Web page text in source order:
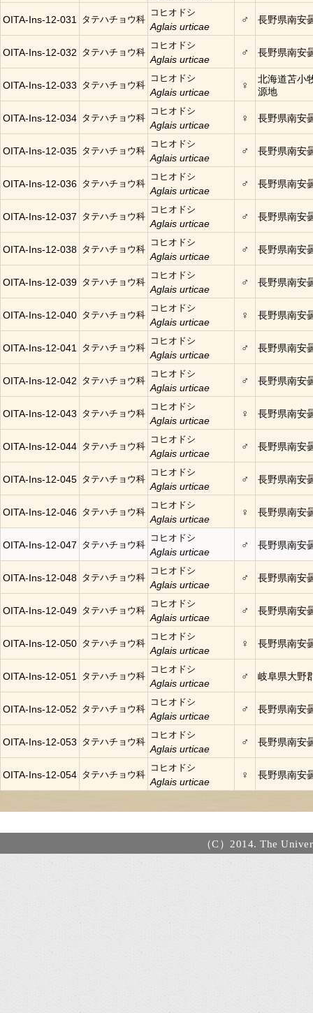
OITA-Ins-12-031 タテハチョウ科
コヒオドシ
Aglais urticae
♂ 長野県南安
OITA-Ins-12-032 タテハチョウ科
コヒオドシ
Aglais urticae
♂ 長野県南安
OITA-Ins-12-033 タテハチョウ科
コヒオドシ
Aglais urticae
♀
北海道苫小
源地
OITA-Ins-12-034 タテハチョウ科
コヒオドシ
Aglais urticae
♀ 長野県南安
OITA-Ins-12-035 タテハチョウ科
コヒオドシ
Aglais urticae
♂ 長野県南安
OITA-Ins-12-036 タテハチョウ科
コヒオドシ
Aglais urticae
♂ 長野県南安
OITA-Ins-12-037 タテハチョウ科
コヒオドシ
Aglais urticae
♂ 長野県南安
OITA-Ins-12-038 タテハチョウ科
コヒオドシ
Aglais urticae
♂ 長野県南安
OITA-Ins-12-039 タテハチョウ科
コヒオドシ
Aglais urticae
♂ 長野県南安
OITA-Ins-12-040 タテハチョウ科
コヒオドシ
Aglais urticae
♀ 長野県南安
OITA-Ins-12-041 タテハチョウ科
コヒオドシ
Aglais urticae
♂ 長野県南安
OITA-Ins-12-042 タテハチョウ科
コヒオドシ
Aglais urticae
♂ 長野県南安
OITA-Ins-12-043 タテハチョウ科
コヒオドシ
Aglais urticae
♀ 長野県南安
OITA-Ins-12-044 タテハチョウ科
コヒオドシ
Aglais urticae
♂ 長野県南安
OITA-Ins-12-045 タテハチョウ科
コヒオドシ
Aglais urticae
♂ 長野県南安
OITA-Ins-12-046 タテハチョウ科
コヒオドシ
Aglais urticae
♀ 長野県南安
OITA-Ins-12-047 タテハチョウ科
コヒオドシ
Aglais urticae
♂ 長野県南安
OITA-Ins-12-048 タテハチョウ科
コヒオドシ
Aglais urticae
♂ 長野県南安
OITA-Ins-12-049 タテハチョウ科
コヒオドシ
Aglais urticae
♂ 長野県南安
OITA-Ins-12-050 タテハチョウ科
コヒオドシ
Aglais urticae
♀ 長野県南安
OITA-Ins-12-051 タテハチョウ科
コヒオドシ
Aglais urticae
♂ 岐阜県大野
OITA-Ins-12-052 タテハチョウ科
コヒオドシ
Aglais urticae
♂ 長野県南安
OITA-Ins-12-053 タテハチョウ科
コヒオドシ
Aglais urticae
♂ 長野県南安
OITA-Ins-12-054 タテハチョウ科
コヒオドシ
Aglais urticae
♀ 長野県南安
（C）2014. The